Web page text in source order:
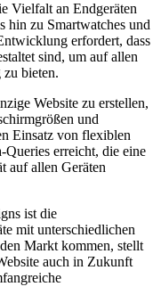
Vielfalt an Endgeräten
hin zu Smartwatches und
erfordert, dass
sind, um auf allen
zu bieten.
Website zu erstellen,
und
Einsatz von flexiblen
erreicht, die eine
auf allen Geräten
ist die
mit unterschiedlichen
Markt kommen, stellt
auch in Zukunft